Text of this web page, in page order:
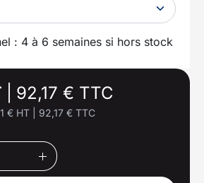
: 4 à 6 semaines si hors stock
92,17 € TTC
€ HT 92,17 € TTC